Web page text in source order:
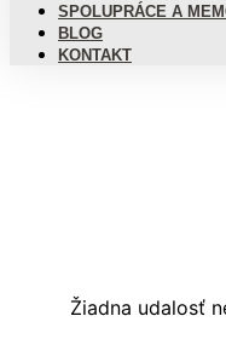
SPOLUPRÁCE A
BLOG
KONTAKT
Žiadna udalosť